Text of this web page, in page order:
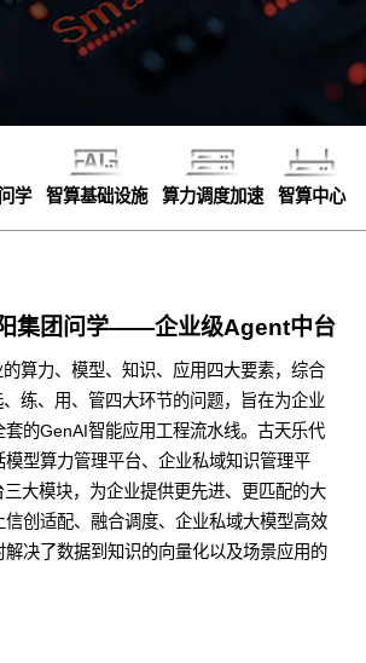
学 智算基础设施 算力调度加速 智算中心
集团问学——企业级Agent中台
算力、模型、知识、应用四大要素，综合
练、用、管四大环节的问题，旨在为企业
套的GenAI智能应用工程流水线。古天乐代
型算力管理平台、企业私域知识管理平
大模块，为企业提供更先进、更匹配的大
创适配、融合调度、企业私域大模型高效
决了数据到知识的向量化以及场景应用的